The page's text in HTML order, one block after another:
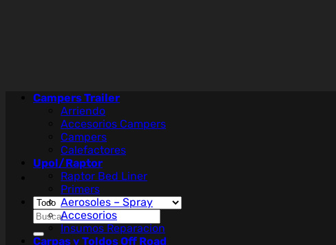
Buscar
por:
Campers Trailer
Arriendo
Accesorios Campers
Campers
Calefactores
Upol/Raptor
Raptor Bed Liner
Primers
Aerosoles – Spray
Accesorios
Insumos Reparacion
Carpas y Toldos Off Road